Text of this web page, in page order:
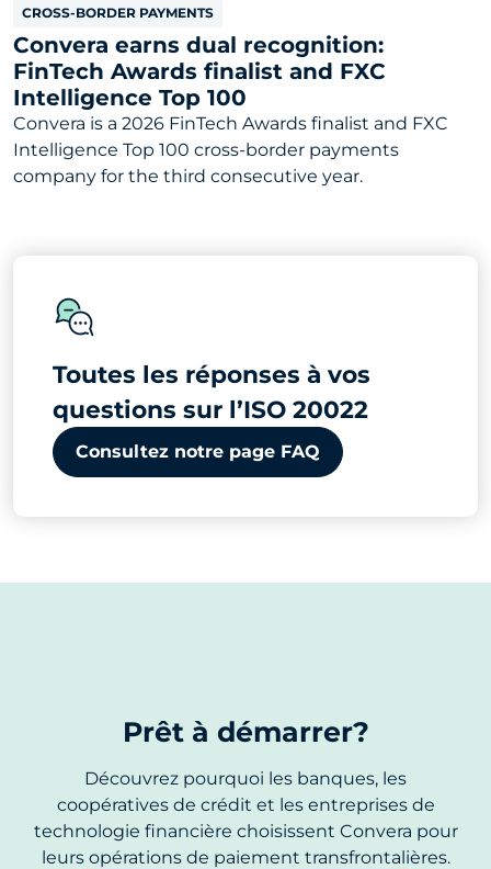
CROSS-BORDER PAYMENTS
Convera earns dual recognition:
FinTech Awards finalist and FXC
Intelligence Top 100
Convera is a 2026 FinTech Awards finalist and FXC
Intelligence Top 100 cross-border payments
company for the third consecutive year.
Toutes les réponses à vos
questions sur l’ISO 20022
Consultez notre page FAQ
Prêt à démarrer?
Découvrez pourquoi les banques, les
coopératives de crédit et les entreprises de
technologie financière choisissent Convera pour
leurs opérations de paiement transfrontalières.